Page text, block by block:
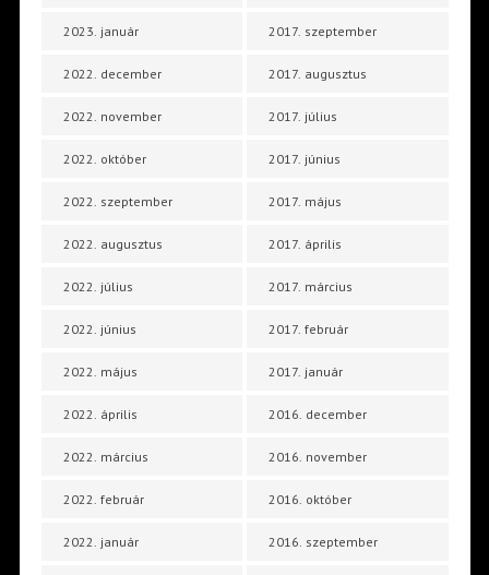
2023. január
2022. december
2022. november
2022. október
2022. szeptember
2022. augusztus
2022. július
2022. június
2022. május
2022. április
2022. március
2022. február
2022. január
2017. szeptember
2017. augusztus
2017. július
2017. június
2017. május
2017. április
2017. március
2017. február
2017. január
2016. december
2016. november
2016. október
2016. szeptember